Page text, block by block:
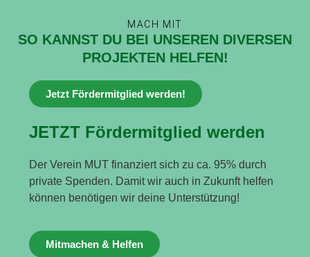
MACH MIT
SO KANNST DU BEI UNSEREN DIVERSEN
PROJEKTEN HELFEN!
Jetzt Fördermitglied werden!
JETZT Fördermitglied werden
Der Verein MUT finanziert sich zu ca. 95% durch
private Spenden. Damit wir auch in Zukunft helfen
können benötigen wir deine Unterstützung!
Mitmachen & Helfen